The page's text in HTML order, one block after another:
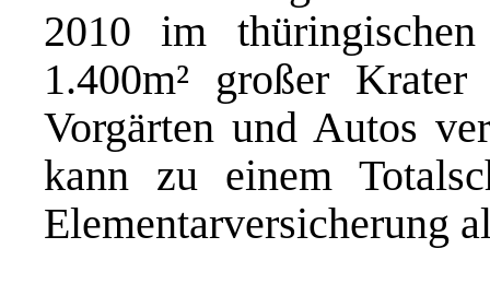
2010 im
1.400m² großer
Vorgärten und Autos
kann zu einem
Elementarversicherung